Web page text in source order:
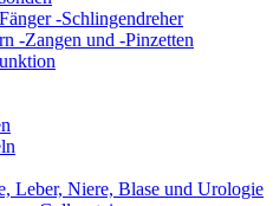
-Schlingendreher
-Zangen und -Pinzetten
Leber, Niere, Blase und Urologie